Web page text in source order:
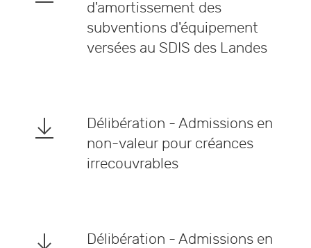
d'amortissement des
subventions d'équipement
versées au SDIS des Landes
Délibération - Admissions en
non-valeur pour créances
irrecouvrables
Délibération - Admissions en